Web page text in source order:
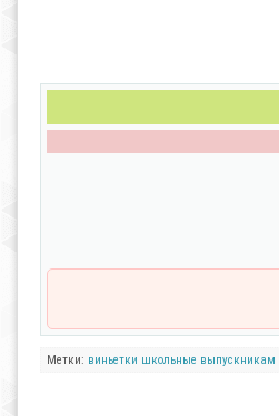
Метки: виньетки школьные выпускникам